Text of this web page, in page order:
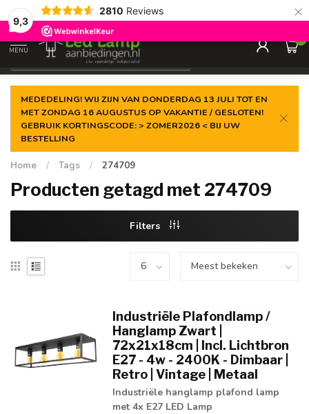
9,3
2810 Reviews ×
Gegarandeerde delaagste prijs
MENU
0
MEDEDELING! WIJ ZIJN VAN DONDERDAG 13 JULI TOT EN
MET ZONDAG 16 AUGUSTUS OP VAKANTIE / GESLOTEN!
GEBRUIK KORTINGSCODE: > ZOMER2026 < BIJ UW
BESTELLING
Home / Tags / 274709
Producten getagd met 274709
Filters
Industriële Plafondlamp /
Hanglamp Zwart |
72x21x18cm | Incl. Lichtbron
E27 - 4w - 2400K - Dimbaar |
Retro | Vintage | Metaal
Industriële hanglamp plafond lamp
met 4x E27 LED Lamp